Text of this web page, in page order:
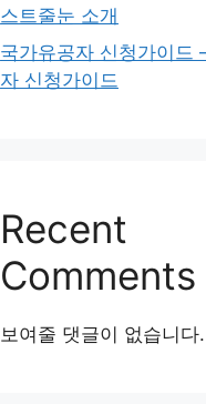
스트줄눈 소개
국가유공자 신청가이드
자 신청가이드
Recent
Comments
보여줄 댓글이 없습니다.